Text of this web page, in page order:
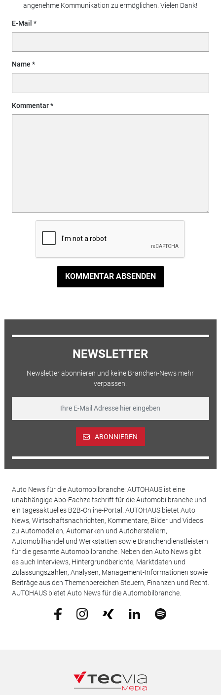
angenehme Kommunikation zu ermöglichen. Vielen Dank!
E-Mail
Name
Kommentar
KOMMENTAR ABSENDEN
NEWSLETTER
Newsletter abonnieren und keine Branchen-News mehr
verpassen.
ABONNIEREN
Auto News für die Automobilbranche: AUTOHAUS ist eine
unabhängige Abo-Fachzeitschrift für die Automobilbranche und
ein tagesaktuelles B2B-Online-Portal. AUTOHAUS bietet Auto
News, Wirtschaftsnachrichten, Kommentare, Bilder und Videos
zu Automodellen, Automarken und Autoherstellern,
Automobilhandel und Werkstätten sowie Branchendienstleistern
für die gesamte Automobilbranche. Neben den Auto News gibt
es auch Interviews, Hintergrundberichte, Marktdaten und
Zulassungszahlen, Analysen, Management-Informationen sowie
Beiträge aus den Themenbereichen Steuern, Finanzen und Recht.
AUTOHAUS bietet Auto News für die Automobilbranche.